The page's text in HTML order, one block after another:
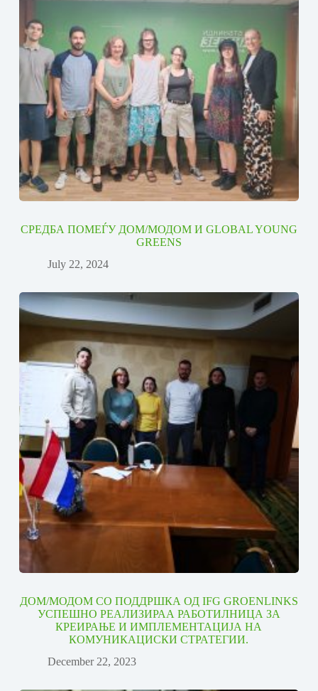
СРЕДБА ПОМЕЃУ ДОМ/МОДОМ И GLOBAL YOUNG
GREENS
July 22, 2024
ДОМ/МОДОМ СО ПОДДРШКА ОД IFG GROENLINKS
УСПЕШНО РЕАЛИЗИРАА РАБОТИЛНИЦА ЗА
КРЕИРАЊЕ И ИМПЛЕМЕНТАЦИЈА НА
КОМУНИКАЦИСКИ СТРАТЕГИИ.
December 22, 2023